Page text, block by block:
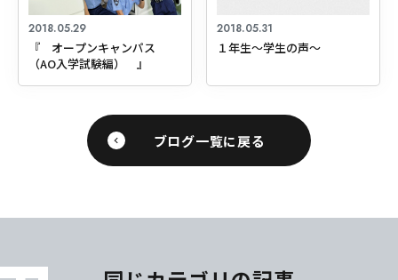
2018.05.29
『 オープンキャンパス
（AO入学試験編） 』
2018.05.31
１年生～学生の声～
ブログ一覧に戻る